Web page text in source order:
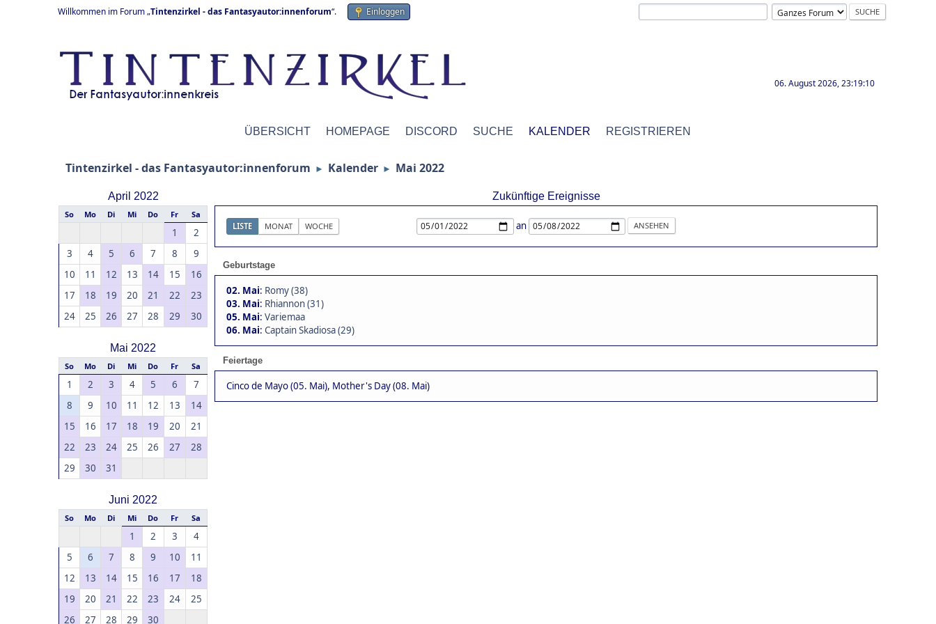
Willkommen im Forum „Tintenzirkel - das Fantasyautor:innenforum“. Einloggen
06. August 2026, 23:19:10
ÜBERSICHT HOMEPAGE DISCORD SUCHE KALENDER REGISTRIEREN
Tintenzirkel - das Fantasyautor:innenforum ► Kalender ► Mai 2022
April 2022
So Mo Di Mi Do Fr Sa
1
2
3
4 5 6 7 8
9
10
11 12 13 14 15
16
17
18 19 20 21 22
23
24
25 26 27 28 29 30
Mai 2022
So Mo Di Mi Do Fr Sa
1 2 3 4 5 6
7
8
9 10 11 12 13
14
15
16 17 18 19 20
21
22
23 24 25 26 27
28
29
30 31
Juni 2022
So Mo Di Mi Do Fr Sa
1 2 3
4
5
6 7 8 9 10
11
12
13 14 15 16 17
18
19
20 21 22 23 24
25
26
27 28 29 30
Zukünftige Ereignisse
LISTE MONAT WOCHE an
Geburtstage
02. Mai: Romy (38)
03. Mai: Rhiannon (31)
05. Mai: Variemaa
06. Mai: Captain Skadiosa (29)
Feiertage
Cinco de Mayo (05. Mai), Mother's Day (08. Mai)